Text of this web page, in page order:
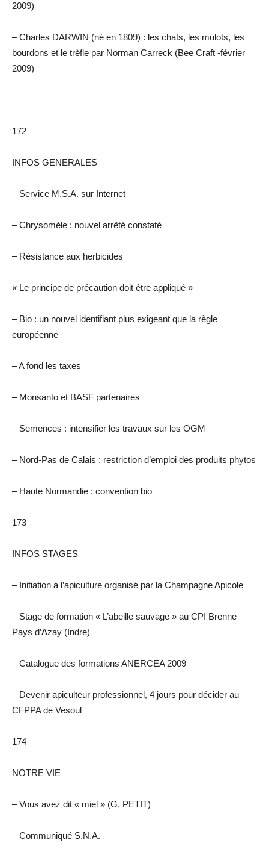
2009)
– Charles DARWIN (né en 1809) : les chats, les mulots, les
bourdons et le trèfle par Norman Carreck (Bee Craft -février
2009)
172
INFOS GENERALES
– Service M.S.A. sur Internet
– Chrysomèle : nouvel arrêté constaté
– Résistance aux herbicides
« Le principe de précaution doit être appliqué »
– Bio : un nouvel identifiant plus exigeant que la règle
européenne
– A fond les taxes
– Monsanto et BASF partenaires
– Semences : intensifier les travaux sur les OGM
– Nord-Pas de Calais : restriction d’emploi des produits phytos
– Haute Normandie : convention bio
173
INFOS STAGES
– Initiation à l’apiculture organisé par la Champagne Apicole
– Stage de formation « L’abeille sauvage » au CPI Brenne
Pays d’Azay (Indre)
– Catalogue des formations ANERCEA 2009
– Devenir apiculteur professionnel, 4 jours pour décider au
CFPPA de Vesoul
174
NOTRE VIE
– Vous avez dit « miel » (G. PETIT)
– Communiqué S.N.A.